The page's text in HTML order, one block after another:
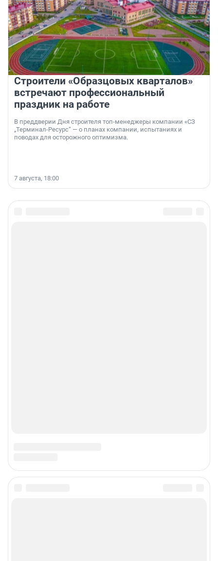
Строители «Образцовых кварталов»
встречают профессиональный
праздник на работе
В преддверии Дня строителя топ-менеджеры компании «СЗ
„Терминал-Ресурс“ — о планах компании, испытаниях и
поводах для осторожного оптимизма.
7 августа, 18:00